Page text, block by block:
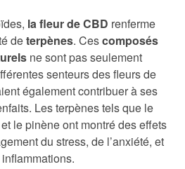
la fleur de CBD renferme
deterpènes. Cescomposés
ne sont pas seulement
senteurs des fleurs de
également contribuer à ses
Les terpènes tels que le
le pinène ont montré des effets
du stress, de l’anxiété, et